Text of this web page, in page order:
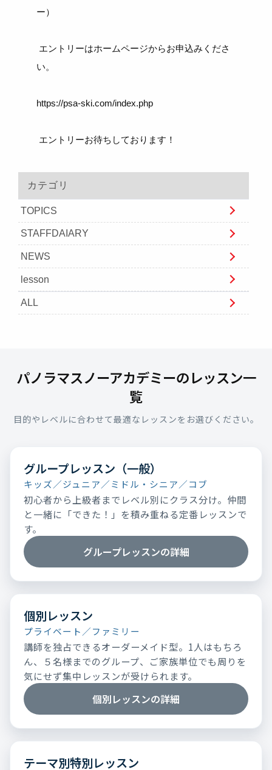
ー）
エントリーはホームページからお申込みくださ
い。
https://psa-ski.com/index.php
エントリーお待ちしております！
カテゴリ
TOPICS
STAFFDAIARY
NEWS
lesson
ALL
パノラマスノーアカデミーのレッスン一
覧
目的やレベルに合わせて最適なレッスンをお選びください。
グループレッスン（一般）
キッズ／ジュニア／ミドル・シニア／コブ
初心者から上級者までレベル別にクラス分け。仲間
と一緒に「できた！」を積み重ねる定番レッスンで
す。
グループレッスンの詳細
個別レッスン
プライベート／ファミリー
講師を独占できるオーダーメイド型。1人はもちろ
ん、５名様までのグループ、ご家族単位でも周りを
気にせず集中レッスンが受けられます。
個別レッスンの詳細
テーマ別特別レッスン